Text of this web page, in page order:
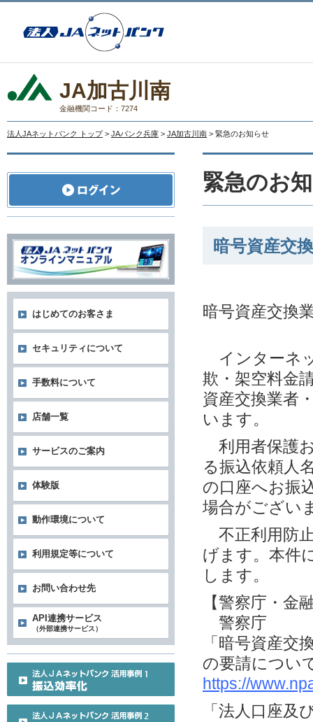
JA加古川南
金融機関コード：7274
法人JAネットバンク トップ > JAバンク兵庫 > JA加古川南 > 緊急のお知らせ
緊急のお
暗号資産交
暗号資産交換
インターネ
欺・架空料金
資産交換業者
います。
利用者保護
る振込依頼人
の口座へお振
場合がござい
不正利用防
げます。本件
します。
【警察庁・金
警察庁
「暗号資産交
の要請につい
https://
「法人口座
はじめてのお客さま
セキュリティについて
手数料について
店舗一覧
サービスのご案内
体験版
動作環境について
利用規定等について
お問い合わせ先
API連携サービス
（外部連携サービス）